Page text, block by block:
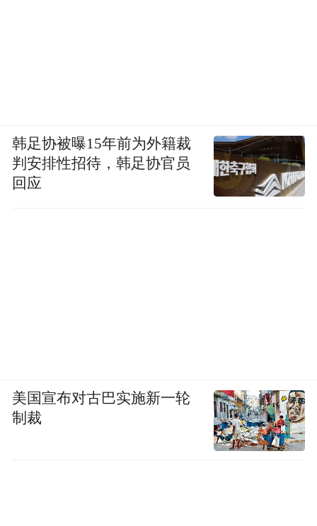
韩足协被曝15年前为外籍裁
判安排性招待，韩足协官员
回应
美国宣布对古巴实施新一轮
制裁